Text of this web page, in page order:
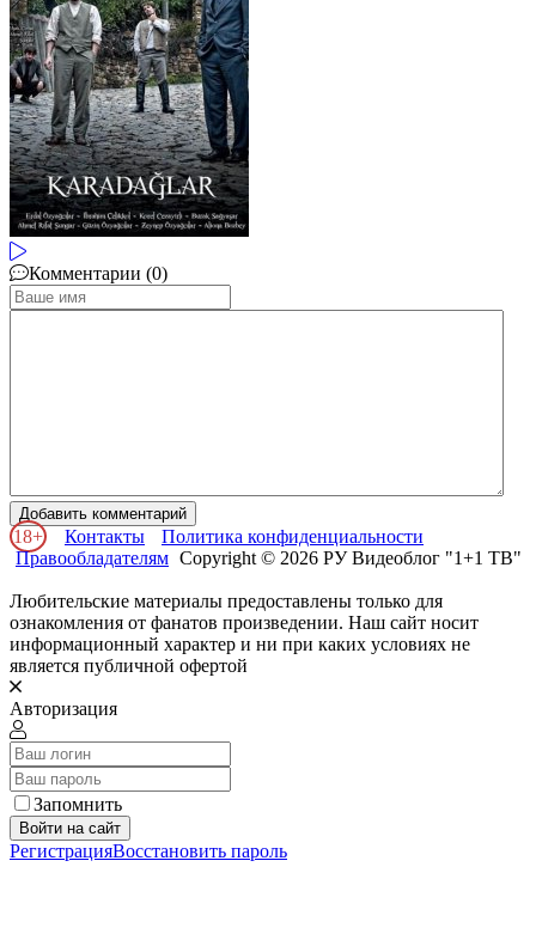
Комментарии (0)
Добавить комментарий
18+ Контакты
Политика конфиденциальности
Правообладателям Copyright © 2026 РУ Видеоблог "1+1 ТВ"
Любительские материалы предоставлены только для
ознакомления от фанатов произведении. Наш сайт носит
информационный характер и ни при каких условиях не
является публичной офертой
Авторизация
Запомнить
Войти на сайт
РегистрацияВосстановить пароль